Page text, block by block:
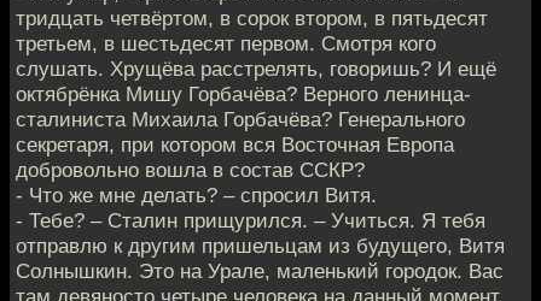
тридцать четвёртом, в сорок втором, в пятьдесят
третьем, в шестьдесят первом. Смотря кого
слушать. Хрущёва расстрелять, говоришь? И ещё
октябрёнка Мишу Горбачёва? Верного ленинца-
сталиниста Михаила Горбачёва? Генерального
секретаря, при котором вся Восточная Европа
добровольно вошла в состав ССКР?
- Что же мне делать? – спросил Витя.
- Тебе? – Сталин прищурился. – Учиться. Я тебя
отправлю к другим пришельцам из будущего, Витя
Солнышкин. Это на Урале, маленький городок. Вас